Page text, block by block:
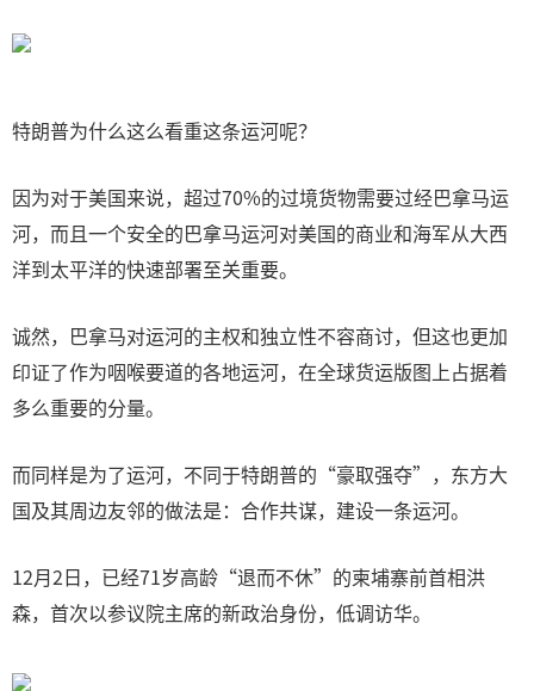
特朗普为什么这么看重这条运河呢？
因为对于美国来说，超过70%的过境货物需要过经巴拿马运
河，而且一个安全的巴拿马运河对美国的商业和海军从大西
洋到太平洋的快速部署至关重要。
诚然，巴拿马对运河的主权和独立性不容商讨，但这也更加
印证了作为咽喉要道的各地运河，在全球货运版图上占据着
多么重要的分量。
而同样是为了运河，不同于特朗普的“豪取强夺”，东方大
国及其周边友邻的做法是：合作共谋，建设一条运河。
12月2日，已经71岁高龄“退而不休”的柬埔寨前首相洪
森，首次以参议院主席的新政治身份，低调访华。